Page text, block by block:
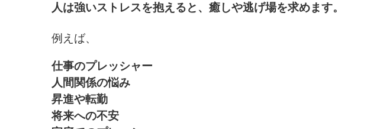
人は強いストレスを抱えると、癒しや逃げ場を求めます。
例えば、
仕事のプレッシャー
人間関係の悩み
昇進や転勤
将来への不安